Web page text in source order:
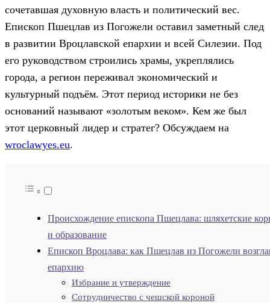
сочетавшая духовную власть и политический вес.
Епископ Пшецлав из Погожели оставил заметный след
в развитии Вроцлавской епархии и всей Силезии. Под
его руководством строились храмы, укреплялись
города, а регион переживал экономический и
культурный подъём. Этот период историки не без
оснований называют «золотым веком». Кем же был
этот церковный лидер и стратег? Обсуждаем на
wroclawyes.eu.
Происхождение епископа Пшецлава: шляхетские
и образование
Епископ Вроцлава: как Пшецлав из Погожели
епархию
Избрание и утверждение
Сотрудничество с чешской короной